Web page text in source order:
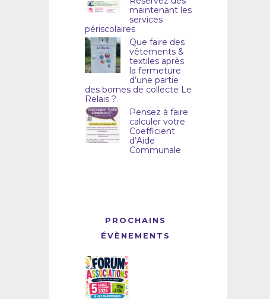
maintenant les
services
périscolaires
Que faire des
vêtements &
textiles après
la fermeture
d’une partie
des bornes de collecte Le
Relais ?
Pensez à faire
calculer votre
Coefficient
d’Aide
Communale
PROCHAINS
ÉVÈNEMENTS